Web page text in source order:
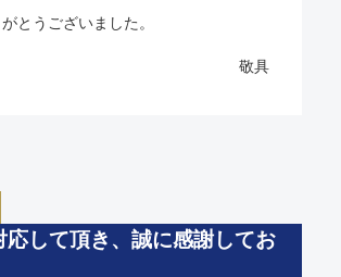
とうございました。
敬具
応して頂き、誠に感謝してお